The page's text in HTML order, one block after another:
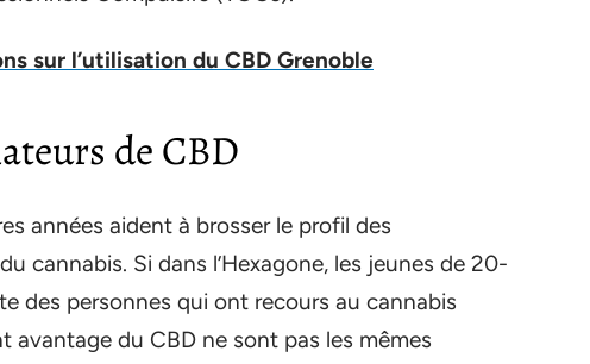
sur l’utilisation du CBD Grenoble
de CBD
années aident à brosser le profil des
cannabis. Si dans l’Hexagone, les jeunes de 20-
des personnes qui ont recours au cannabis
du CBD ne sont pas les mêmes